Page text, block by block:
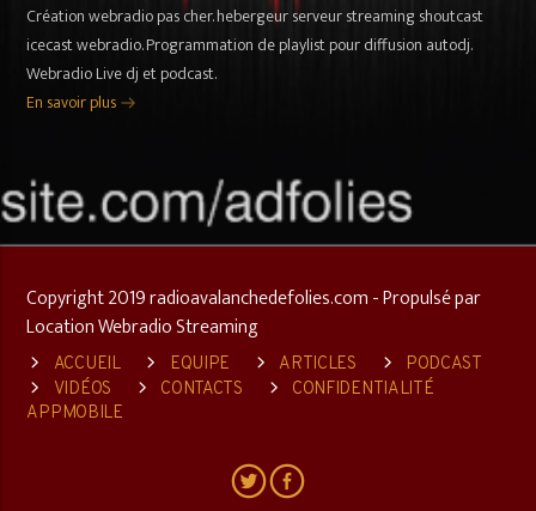
Création webradio pas cher. hebergeur serveur streaming shoutcast
icecast webradio. Programmation de playlist pour diffusion autodj.
Webradio Live dj et podcast.
En savoir plus
Copyright 2019 radioavalanchedefolies.com - Propulsé par
Location Webradio Streaming
ACCUEIL EQUIPE ARTICLES
PODCAST
VIDÉOS
CONTACTS
CONFIDENTIALITÉ
APPMOBILE